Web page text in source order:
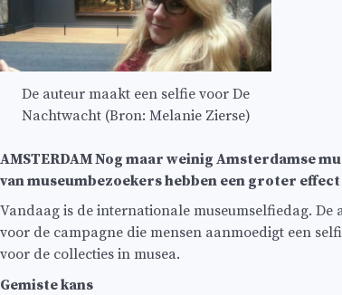
De auteur maakt een selfie voor De
Nachtwacht (Bron: Melanie Zierse)
AMSTERDAM Nog maar weinig Amsterdamse
van museumbezoekers hebben een groter
Vandaag is de internationale museumselfiedag.
voor de campagne die mensen aanmoedigt een
voor de collecties in musea.
Gemiste kans